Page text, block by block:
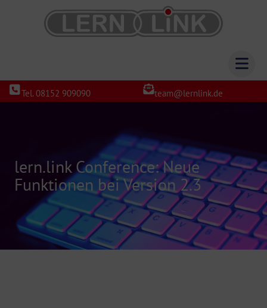
Tel. 08152 909090 team@lernlink.de
lern.link Conference: Neue
Funktionen bei Version 2.3